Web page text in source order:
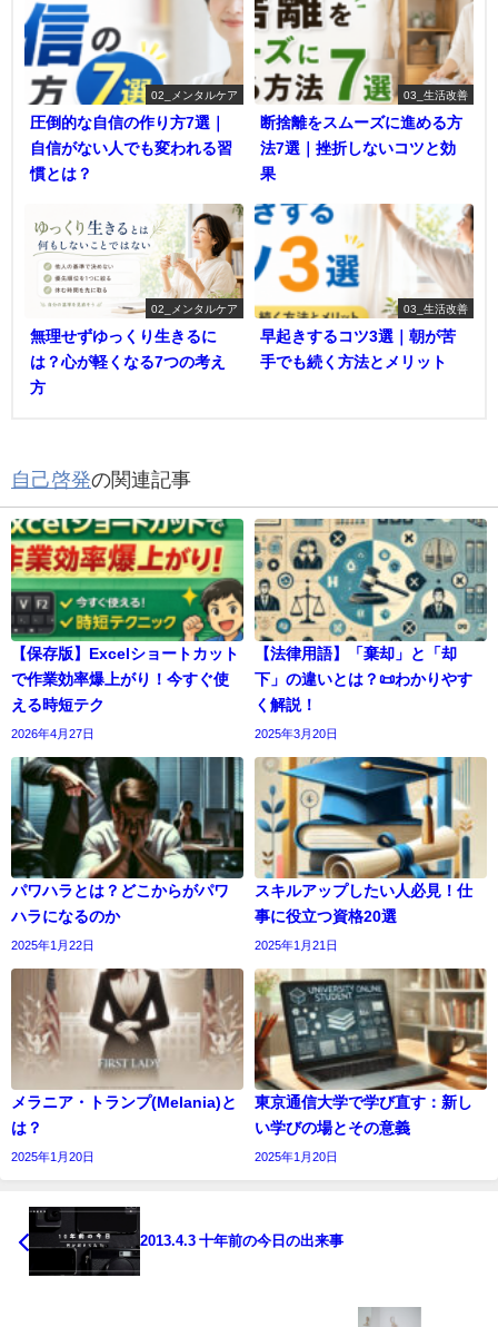
02_メンタルケア
圧倒的な自信の作り方7選｜
自信がない人でも変われる習
慣とは？
03_生活改善
断捨離をスムーズに進める方
法7選｜挫折しないコツと効
果
02_メンタルケア
無理せずゆっくり生きるに
は？心が軽くなる7つの考え
方
03_生活改善
早起きするコツ3選｜朝が苦
手でも続く方法とメリット
自己啓発の関連記事
【保存版】Excelショートカット
で作業効率爆上がり！今すぐ使
える時短テク
2026年4月27日
【法律用語】「棄却」と「却
下」の違いとは？📜わかりやす
く解説！
2025年3月20日
パワハラとは？どこからがパワ
ハラになるのか
2025年1月22日
スキルアップしたい人必見！仕
事に役立つ資格20選
2025年1月21日
メラニア・トランプ(Melania)と
は？
2025年1月20日
東京通信大学で学び直す：新し
い学びの場とその意義
2025年1月20日
2013.4.3 十年前の今日の出来事